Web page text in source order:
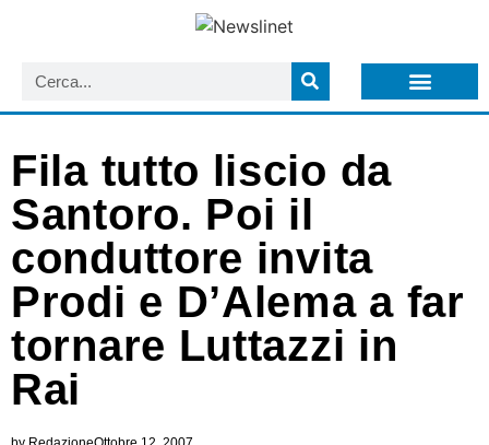
Fila tutto liscio da
Santoro. Poi il
conduttore invita
Prodi e D’Alema a far
tornare Luttazzi in
Rai